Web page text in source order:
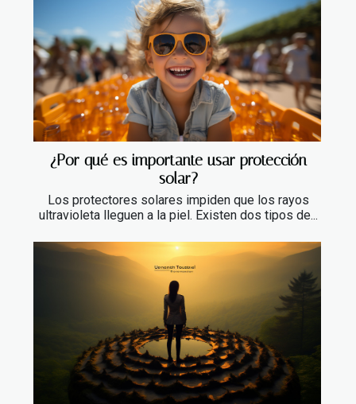
¿Por qué es importante usar protección
solar?
Los protectores solares impiden que los rayos
ultravioleta lleguen a la piel. Existen dos tipos de...